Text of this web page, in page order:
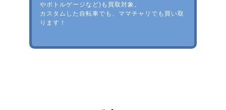
やボトルゲージなど)も買取対象。
カスタムした自転車でも、ママチャリでも買い取
ります！